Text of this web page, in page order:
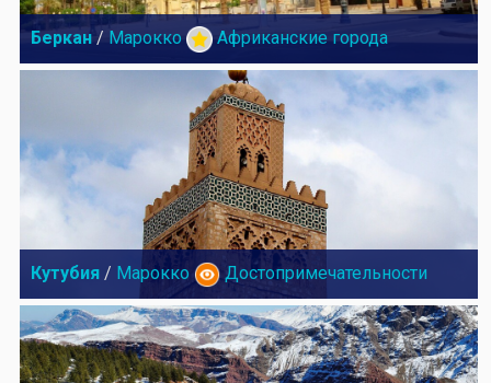
Беркан / Марокко Африканские города
Кутубия / Марокко Достопримечательности